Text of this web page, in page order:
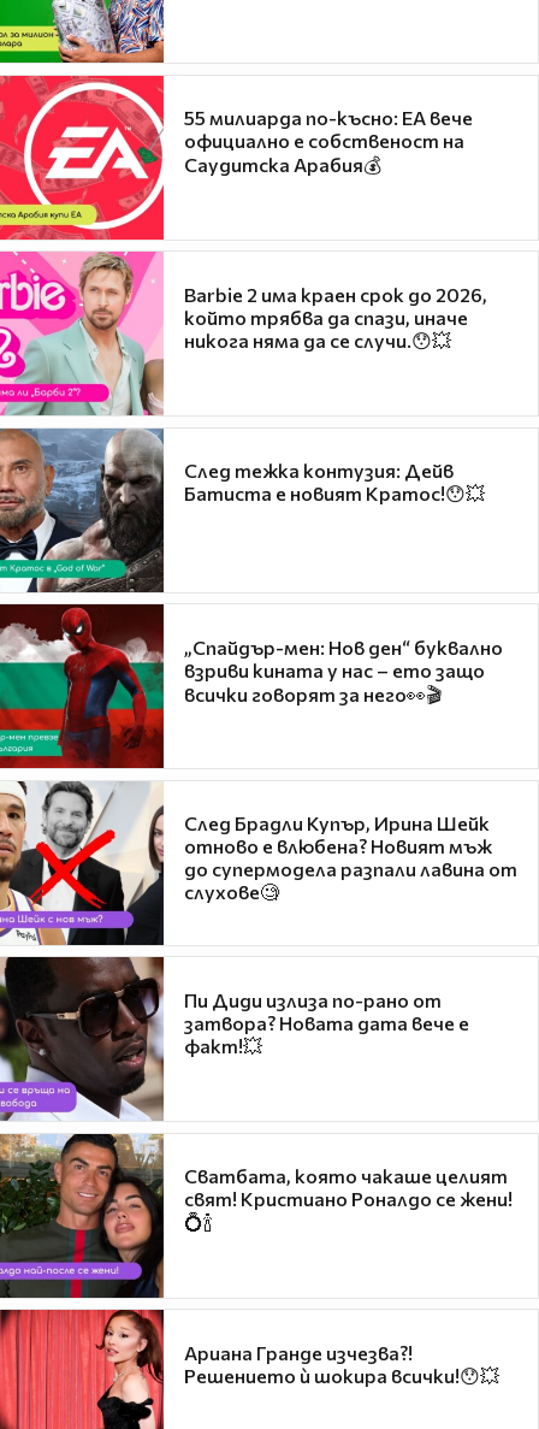
55 милиарда по-късно: EA вече
официално е собственост на
Саудитска Арабия💰
Barbie 2 има краен срок до 2026,
който трябва да спази, иначе
никога няма да се случи.😯💥
След тежка контузия: Дейв
Батиста е новият Кратос!😯💥
„Спайдър-мен: Нов ден“ буквално
взриви кината у нас – ето защо
всички говорят за него👀🎬
След Брадли Купър, Ирина Шейк
отново е влюбена? Новият мъж
до супермодела разпали лавина от
слухове🧐
Пи Диди излиза по-рано от
затвора? Новата дата вече е
факт!💥
Сватбата, която чакаше целият
свят! Кристиано Роналдо се жени!
💍🍾
Ариана Гранде изчезва?!
Решението ѝ шокира всички!😯💥